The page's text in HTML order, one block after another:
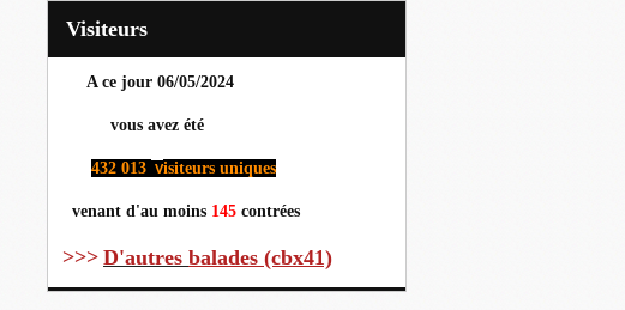
Visiteurs
A ce jour 06/05/2024
vous avez été
432 013 visiteurs uniques
venant d'au moins 145 contrées
>>> D'autres balades (cbx41)